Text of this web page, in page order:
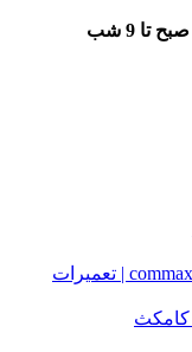
تعمیر آیفون تصویری کوماکس commax | تعمیرات